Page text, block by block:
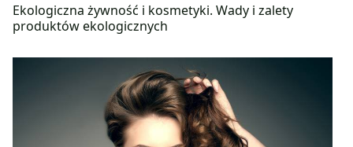
Ekologiczna żywność i kosmetyki. Wady i zalety
produktów ekologicznych